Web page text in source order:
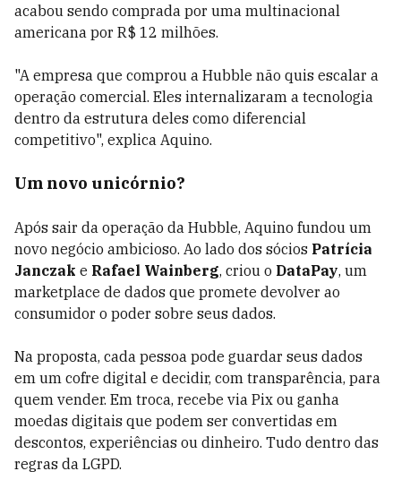
acabou sendo comprada por uma multinacional
americana por R$ 12 milhões.
"A empresa que comprou a Hubble não quis escalar a
operação comercial. Eles internalizaram a tecnologia
dentro da estrutura deles como diferencial
competitivo", explica Aquino.
Um novo unicórnio?
Após sair da operação da Hubble, Aquino fundou um
novo negócio ambicioso. Ao lado dos sócios Patrícia
Janczak e Rafael Wainberg, criou o DataPay, um
marketplace de dados que promete devolver ao
consumidor o poder sobre seus dados.
Na proposta, cada pessoa pode guardar seus dados
em um cofre digital e decidir, com transparência, para
quem vender. Em troca, recebe via Pix ou ganha
moedas digitais que podem ser convertidas em
descontos, experiências ou dinheiro. Tudo dentro das
regras da LGPD.